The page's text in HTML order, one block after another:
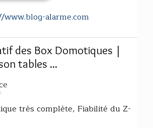
alarme.com
des Box Domotiques |
tables ...
très complète, Fiabilité du Z-